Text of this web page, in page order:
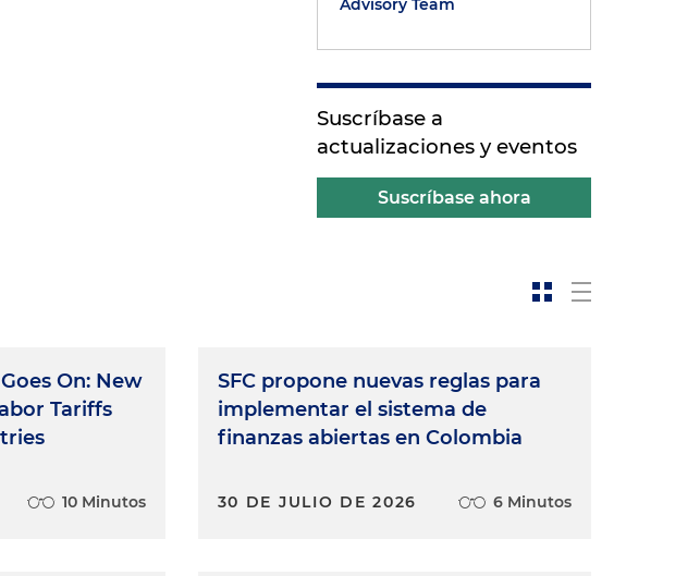
Advisory Team
Suscríbase a
actualizaciones y eventos
Suscríbase ahora
On: New
Tariffs
10 Minutos
SFC propone nuevas reglas para
implementar el sistema de
finanzas abiertas en Colombia
30 DE JULIO DE 2026 6 Minutos